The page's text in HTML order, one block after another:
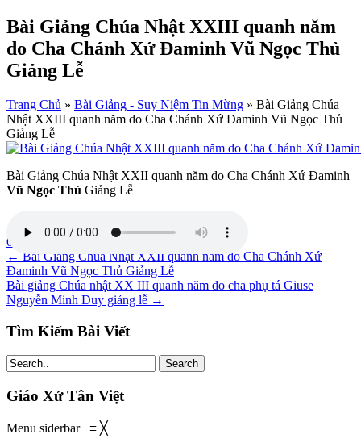
Bài Giảng Chúa Nhật XXIII quanh năm
do Cha Chánh Xứ Đaminh Vũ Ngọc Thủ
Giảng Lễ
Trang Chủ » Bài Giảng - Suy Niệm Tin Mừng » Bài Giảng Chúa
Nhật XXIII quanh năm do Cha Chánh Xứ Đaminh Vũ Ngọc Thủ
Giảng Lễ
Bài Giảng Chúa Nhật XXII quanh năm do Cha Chánh Xứ Đaminh
Vũ Ngọc Thủ Giảng Lễ
04/09/2022
admin
← Bài Giảng Chúa Nhật XXII quanh năm do Cha Chánh Xứ
Đaminh Vũ Ngọc Thủ Giảng Lễ
Bài giảng Chúa nhật XX III quanh năm do cha phụ tá Giuse
Nguyễn Minh Duy giảng lễ →
Tìm Kiếm Bài Viết
Search
Giáo Xứ Tân Việt
Menu siderbar ≡ ╳